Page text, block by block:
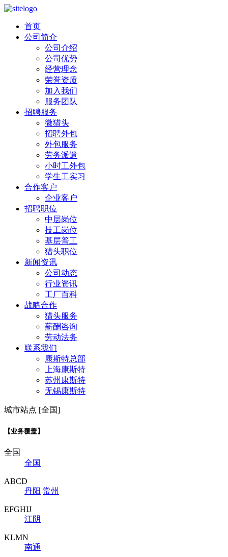
首页
公司简介
公司介绍
公司优势
经营理念
荣誉资质
加入我们
服务团队
招聘服务
微猎头
招聘外包
外包服务
劳务派遣
小时工外包
学生工实习
合作客户
企业客户
招聘职位
中层岗位
技工岗位
基层普工
猎头职位
新闻资讯
公司动态
行业资讯
工厂百科
战略合作
猎头服务
薪酬咨询
劳动法务
联系我们
康斯特总部
上海康斯特
苏州康斯特
无锡康斯特
城市站点 [全国]
【业务覆盖】
全国
全国
ABCD
丹阳 常州
EFGHIJ
江阴
KLMN
南通